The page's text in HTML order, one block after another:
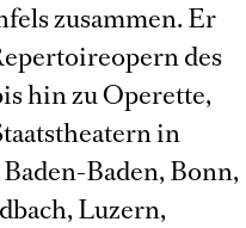
zusammen. Er
des
hin zu Operette,
in
Baden, Bonn,
Luzern,